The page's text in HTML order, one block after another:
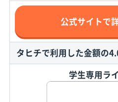
公式サイトで
タヒチで利用した金額の
学生専用ラ